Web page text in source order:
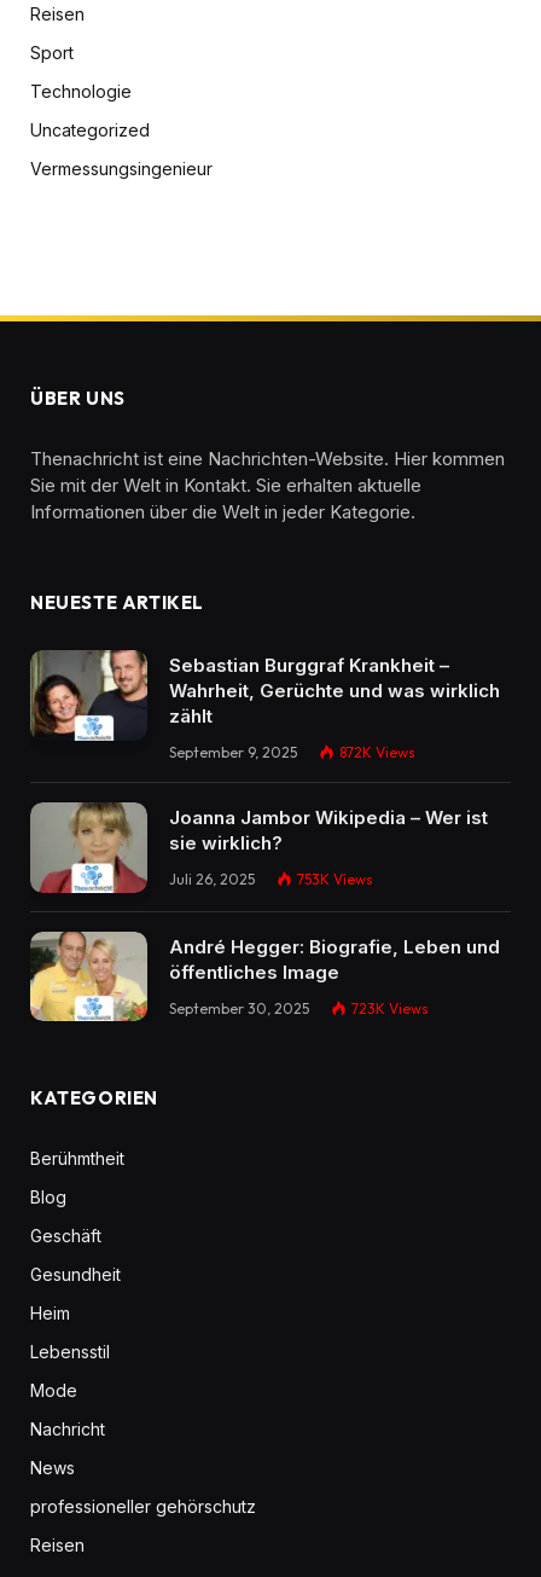
Reisen
Sport
Technologie
Uncategorized
Vermessungsingenieur
ÜBER UNS
Thenachricht ist eine Nachrichten-Website. Hier kommen
Sie mit der Welt in Kontakt. Sie erhalten aktuelle
Informationen über die Welt in jeder Kategorie.
NEUESTE ARTIKEL
Sebastian Burggraf Krankheit –
Wahrheit, Gerüchte und was wirklich
zählt
September 9, 2025 872K Views
Joanna Jambor Wikipedia – Wer ist
sie wirklich?
Juli 26, 2025 753K Views
André Hegger: Biografie, Leben und
öffentliches Image
September 30, 2025 723K Views
KATEGORIEN
Berühmtheit
Blog
Geschäft
Gesundheit
Heim
Lebensstil
Mode
Nachricht
News
professioneller gehörschutz
Reisen